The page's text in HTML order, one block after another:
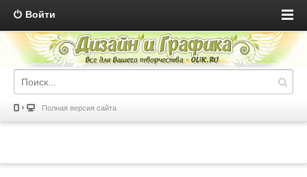
Войти
Полная версия сайта